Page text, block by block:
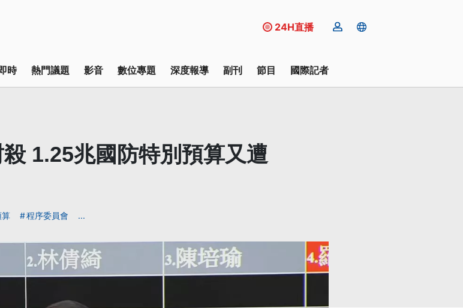
24H直播
時 熱門議題 影音 數位專題 深度報導 副刊 節目 國際記者
1.25兆國防特別預算又遭
算 程序委員會 ...